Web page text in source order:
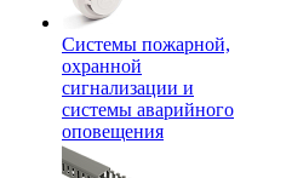
Системы пожарной,
охранной
сигнализации и
системы аварийного
оповещения